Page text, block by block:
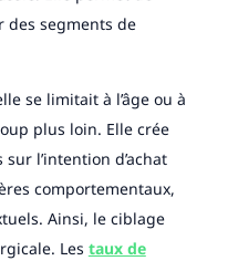
des segments de
se limitait à l’âge ou à
plus loin. Elle crée
l’intention d’achat
comportementaux,
Ainsi, le ciblage
Les taux de